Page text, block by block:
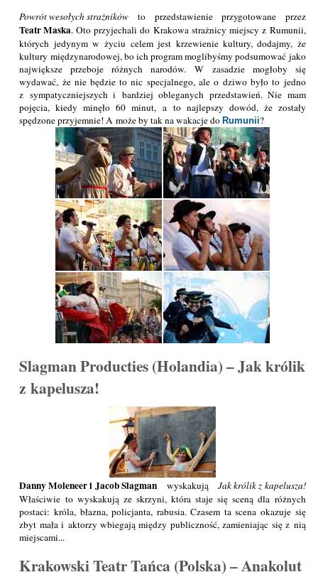
Powrót wesołych strażników to przedstawienie przygotowane przez
Teatr Maska. Oto przyjechali do Krakowa strażnicy miejscy z Rumunii,
których jedynym w życiu celem jest krzewienie kultury, dodajmy, że
kultury międzynarodowej, bo ich program moglibyśmy podsumować jako
największe przeboje różnych narodów. W zasadzie mogłoby się
wydawać, że nie będzie to nic specjalnego, ale o dziwo było to jedno
z sympatyczniejszych i bardziej obleganych przedstawień. Nie mam
pojęcia, kiedy minęło 60 minut, a to najlepszy dowód, że zostały
spędzone przyjemnie! A może by tak na wakacje doRumunii?
Slagman Producties (Holandia) – Jak królik
z kapelusza!
Danny Moleneer i Jacob Slagman wyskakują Jak królik z kapelusza!
Właściwie to wyskakują ze skrzyni, która staje się sceną dla różnych
postaci: króla, błazna, policjanta, rabusia. Czasem ta scena okazuje się
zbyt mała i aktorzy wbiegają między publiczność, zamieniając się z nią
miejscami...
Krakowski Teatr Tańca (Polska) – Anakolut